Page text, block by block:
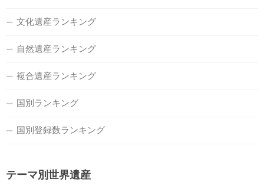
文化遺産ランキング
自然遺産ランキング
複合遺産ランキング
国別ランキング
国別登録数ランキング
テーマ別世界遺産